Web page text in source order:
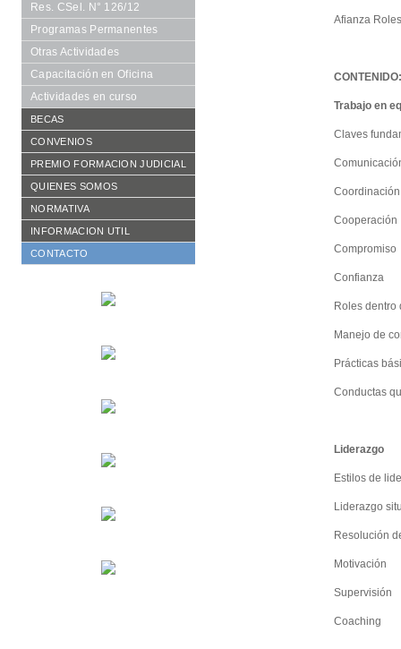
Res. CSel. N° 126/12
Programas Permanentes
Otras Actividades
Capacitación en Oficina
Actividades en curso
BECAS
Requisitos
Formularios
Becarios año en curso
Histórico de becarios
CONVENIOS
De Cooperación
Aranceles Preferenciales
PREMIO FORMACION JUDICIAL
Reglamento vigente
Publicaciones
Otras Publicaciones
QUIENES SOMOS
Consejo Académico
Autoridades CFJ
Equipo de trabajo
NORMATIVA
Resoluciones CACFJ
Disposiciones SECFJ
INFORMACION UTIL
CONTACTO
Afianza
CONTENIDO:
Trabajo en
Claves
Coordinación
Cooperación
Compromiso
Confianza
Roles dentro
Manejo de
Prácticas
Conductas
Liderazgo
Estilos de
Liderazgo
Resolución
Motivación
Supervisión
Coaching